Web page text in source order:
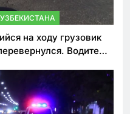
на ходу грузовик
Водитель